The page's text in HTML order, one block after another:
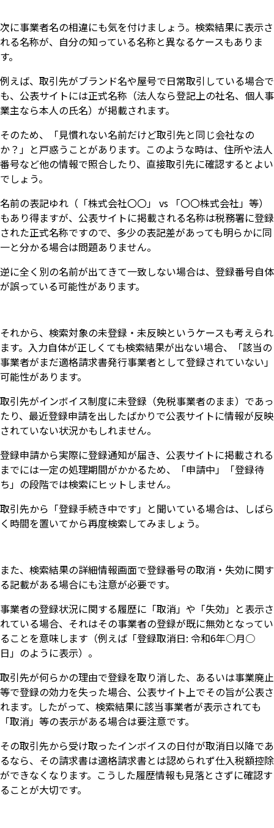
次に事業者名の相違にも気を付けましょう。検索結果に表示さ
れる名称が、自分の知っている名称と異なるケースもありま
す。
例えば、取引先がブランド名や屋号で日常取引している場合で
も、公表サイトには正式名称（法人なら登記上の社名、個人事
業主なら本人の氏名）が掲載されます。
そのため、「見慣れない名前だけど取引先と同じ会社なの
か？」と戸惑うことがあります。このような時は、住所や法人
番号など他の情報で照合したり、直接取引先に確認するとよい
でしょう。
名前の表記ゆれ（「株式会社〇〇」 vs 「〇〇株式会社」等）
もあり得ますが、公表サイトに掲載される名称は税務署に登録
された正式名称ですので、多少の表記差があっても明らかに同
一と分かる場合は問題ありません。
逆に全く別の名前が出てきて一致しない場合は、登録番号自体
が誤っている可能性があります。
それから、検索対象の未登録・未反映というケースも考えられ
ます。入力自体が正しくても検索結果が出ない場合、「該当の
事業者がまだ適格請求書発行事業者として登録されていない」
可能性があります。
取引先がインボイス制度に未登録（免税事業者のまま）であっ
たり、最近登録申請を出したばかりで公表サイトに情報が反映
されていない状況かもしれません。
登録申請から実際に登録通知が届き、公表サイトに掲載される
までには一定の処理期間がかかるため、「申請中」「登録待
ち」の段階では検索にヒットしません。
取引先から「登録手続き中です」と聞いている場合は、しばら
く時間を置いてから再度検索してみましょう。
また、検索結果の詳細情報画面で登録番号の取消・失効に関す
る記載がある場合にも注意が必要です。
事業者の登録状況に関する履歴に「取消」や「失効」と表示さ
れている場合、それはその事業者の登録が既に無効となってい
ることを意味します（例えば「登録取消日: 令和6年○月○
日」のように表示）。
取引先が何らかの理由で登録を取り消した、あるいは事業廃止
等で登録の効力を失った場合、公表サイト上でその旨が公表さ
れます。したがって、検索結果に該当事業者が表示されても
「取消」等の表示がある場合は要注意です。
その取引先から受け取ったインボイスの日付が取消日以降であ
るなら、その請求書は適格請求書とは認められず仕入税額控除
ができなくなります。こうした履歴情報も見落とさずに確認す
ることが大切です。